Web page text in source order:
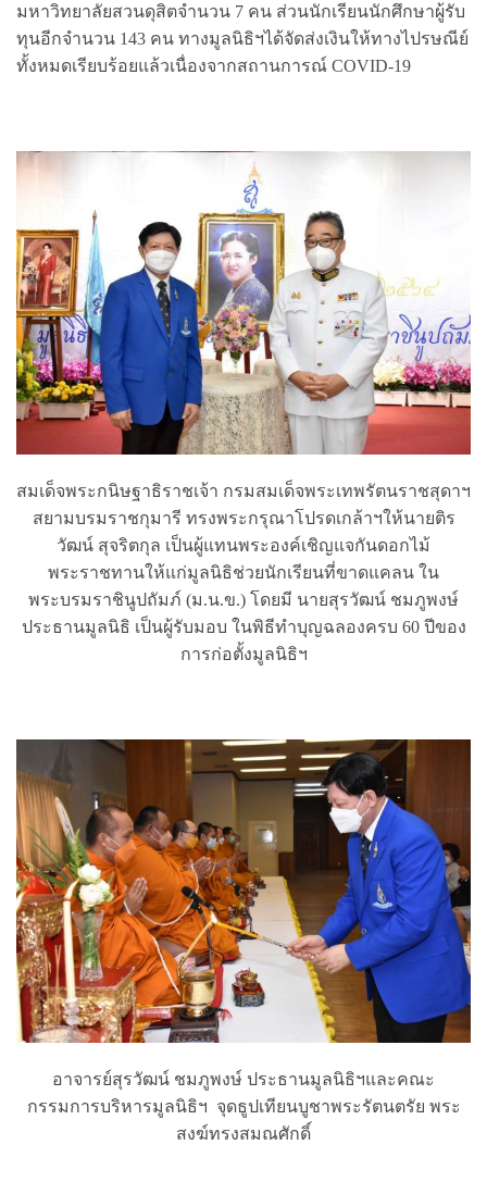
มหาวิทยาลัยสวนดุสิตจำนวน 7 คน ส่วนนักเรียนนักศึกษาผู้รับ
ทุนอีกจำนวน 143 คน ทางมูลนิธิฯได้จัดส่งเงินให้ทางไปรษณีย์
ทั้งหมดเรียบร้อยแล้วเนื่องจากสถานการณ์ COVID-19
สมเด็จพระกนิษฐาธิราชเจ้า กรมสมเด็จพระเทพรัตนราชสุดาฯ
สยามบรมราชกุมารี ทรงพระกรุณาโปรดเกล้าฯให้นายติร
วัฒน์ สุจริตกุล เป็นผู้แทนพระองค์เชิญแจกันดอกไม้
พระราชทานให้แก่มูลนิธิช่วยนักเรียนที่ขาดแคลน ใน
พระบรมราชินูปถัมภ์ (ม.น.ข.) โดยมี นายสุรวัฒน์ ชมภูพงษ์
ประธานมูลนิธิ เป็นผู้รับมอบ ในพิธีทำบุญฉลองครบ 60 ปีของ
การก่อตั้งมูลนิธิฯ
อาจารย์สุรวัฒน์ ชมภูพงษ์ ประธานมูลนิธิฯและคณะ
กรรมการบริหารมูลนิธิฯ จุดธูปเทียนบูชาพระรัตนตรัย พระ
สงฆ์ทรงสมณศักดิ์